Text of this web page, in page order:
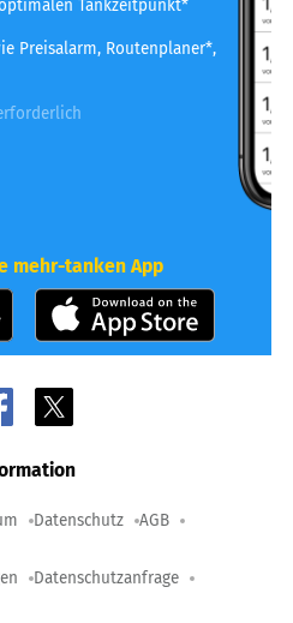
Tankzeitpunkt*
Preisalarm, Routenplaner*,
mehr-tanken App
Datenschutz AGB
Datenschutzanfrage